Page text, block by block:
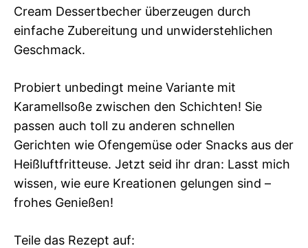
Cream Dessertbecher überzeugen durch
einfache Zubereitung und unwiderstehlichen
Geschmack.
Probiert unbedingt meine Variante mit
Karamellsoße zwischen den Schichten! Sie
passen auch toll zu anderen schnellen
Gerichten wie Ofengemüse oder Snacks aus der
Heißluftfritteuse. Jetzt seid ihr dran: Lasst mich
wissen, wie eure Kreationen gelungen sind –
frohes Genießen!
Teile das Rezept auf: